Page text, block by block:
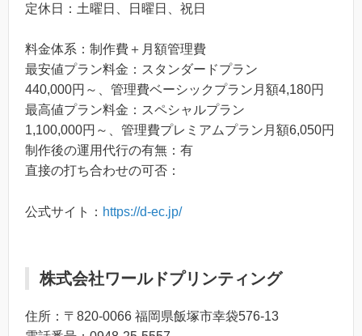
定休日：土曜日、日曜日、祝日
料金体系：制作費＋月額管理費
最安値プラン料金：スタンダードプラン
440,000円～、管理費ベーシックプラン月額4,180円
最高値プラン料金：スペシャルプラン
1,100,000円～、管理費プレミアムプラン月額6,050円
制作後の運用代行の有無：有
直接の打ち合わせの可否：
公式サイト： https://d-ec.jp/
株式会社ワールドプリンティング
住所：〒820-0066 福岡県飯塚市幸袋576-13